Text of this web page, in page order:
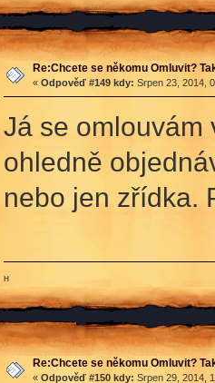
Re:Chcete se někomu Omluvit?
« Odpověď #149 kdy: Srpen 23, 2014,
Já se omlouvám
ohledně
nebo jen zřídka.
ʜ
Re:Chcete se někomu Omluvit?
« Odpověď #150 kdy: Srpen 29, 2014,